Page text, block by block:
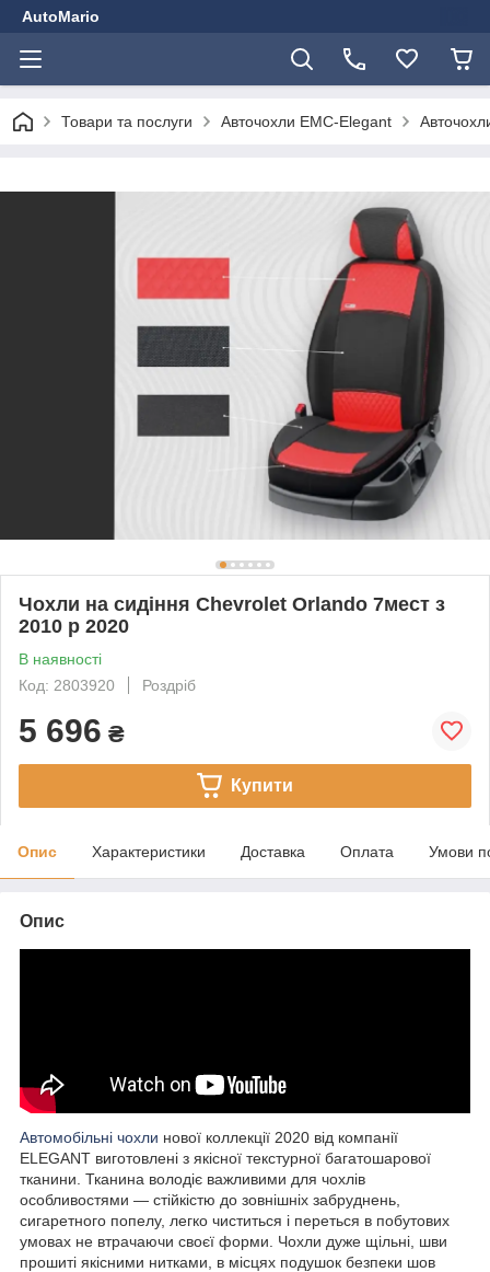
AutoMario
Товари та послуги Авточохли EMC-Elegant
Чохли на сидіння Chevrolet Orlando 7мест з
2010 р 2020
В наявності
Код: 2803920
Роздріб
5 696 ₴
Купити
Опис Характеристики Доставка Оплата Умови
Опис
Автомобільні чохли нової коллекції 2020 від компанії
ELEGANT виготовлені з якісної текстурної багатошарової
тканини. Тканина володіє важливими для чохлів
особливостями — стійкістю до зовнішніх забруднень,
сигаретного попелу, легко чиститься і переться в побутових
умовах не втрачаючи своєї форми. Чохли дуже щільні, шви
прошиті якісними нитками, в місцях подушок безпеки шов